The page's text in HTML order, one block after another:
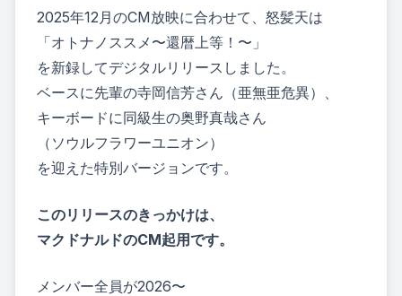
2025年12月のCM放映に合わせて、怒髪天は
「オトナノススメ〜還暦上等！〜」
を新録してデジタルリリースしました。
ベースに先輩の寺岡信芳さん（亜無亜危異）、
キーボードに同級生の奥野真哉さん
（ソウルフラワーユニオン）
を迎えた特別バージョンです。
このリリースのきっかけは、
マクドナルドのCM起用です。
メンバー全員が2026〜